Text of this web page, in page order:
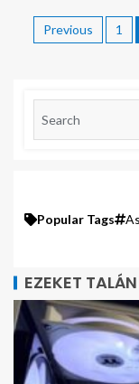
Previous 1
Popular Tags
EZEKET